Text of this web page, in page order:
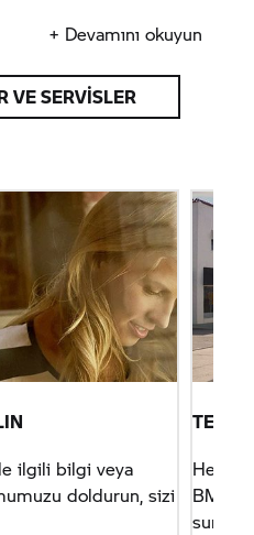
+ Devamını okuyun
VE SERVISLER
ilgili bilgi veya
doldurun, sizi
TEST
Her biri
BMW